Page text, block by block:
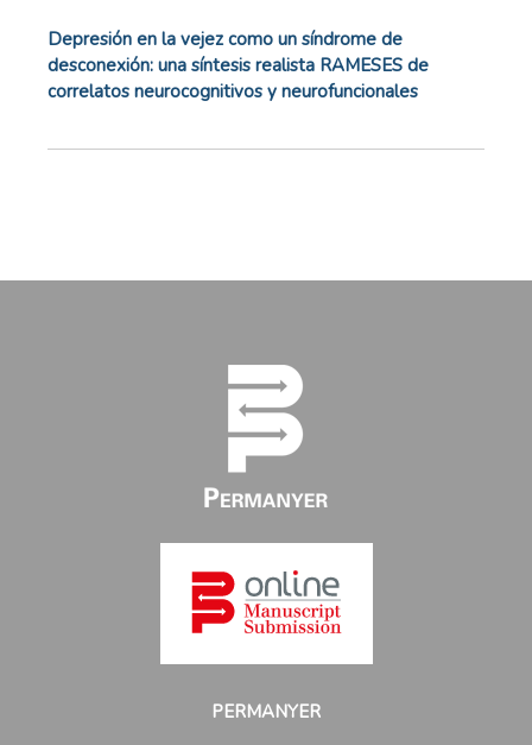
Depresión en la vejez como un síndrome de
desconexión: una síntesis realista RAMESES de
correlatos neurocognitivos y neurofuncionales
PERMANYER